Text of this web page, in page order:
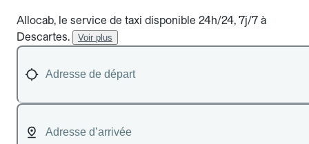
Allocab, le service de taxi disponible 24h/24, 7j/7 à
Descartes.
Voir plus